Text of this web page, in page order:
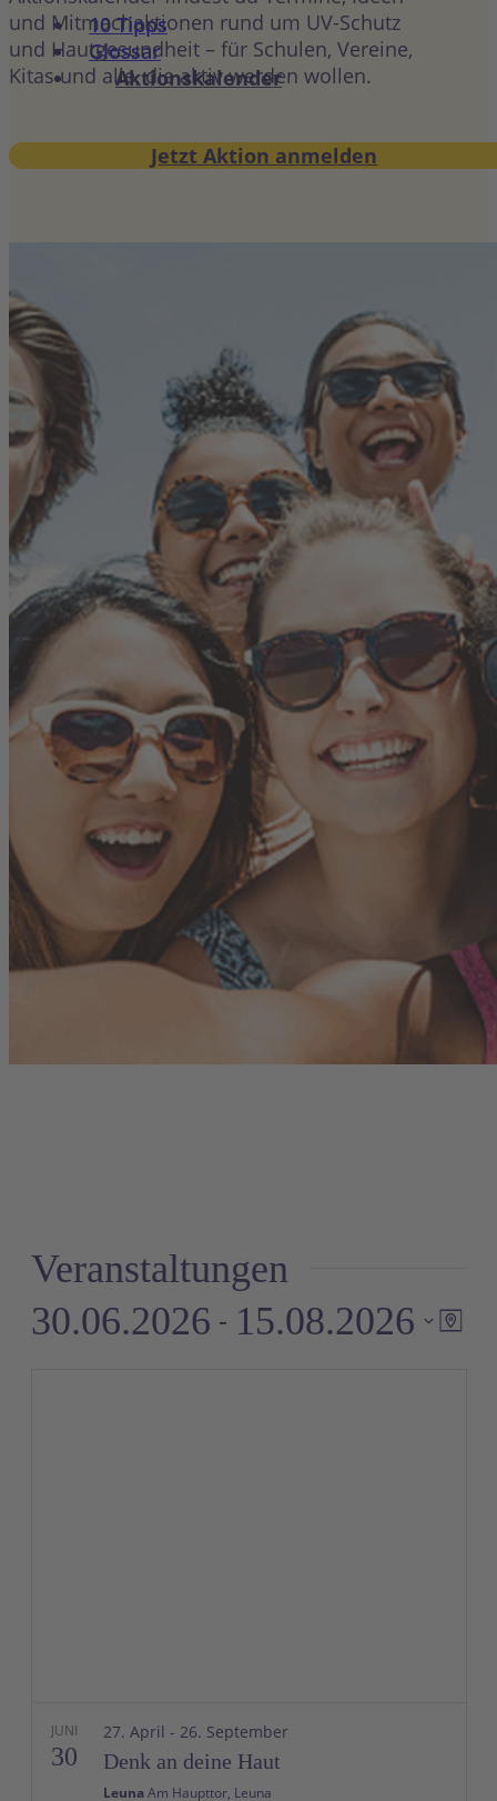
10 Tipps
Glossar
Aktionskalender
und Mitmachaktionen rund um UV-Schutz
und Hautgesundheit – für Schulen, Vereine,
Kitas und alle, die aktiv werden wollen.
Jetzt Aktion anmelden
Veranstaltungen
Karte
30.06.2026 - 15.08.2026
JUNI
30 Denk an deine Haut
27. April - 26. September
Leuna Am Haupttor, Leuna